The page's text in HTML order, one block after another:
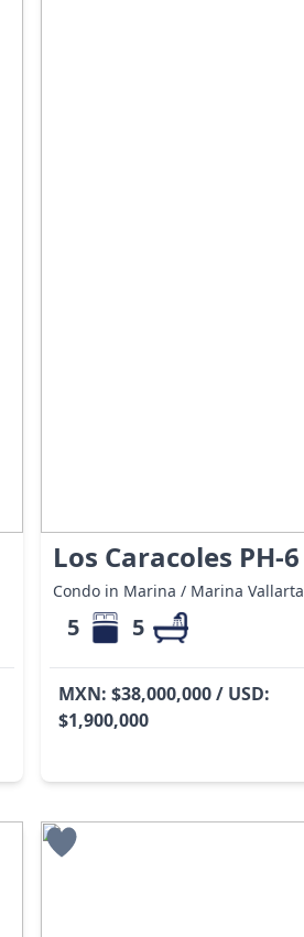
Los Caracoles PH-6
Condo in Marina / Marina Vallarta
5 5
MXN: $38,000,000 / USD:
$1,900,000